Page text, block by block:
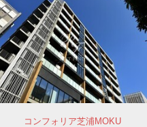
コンフォリア芝浦MOKU